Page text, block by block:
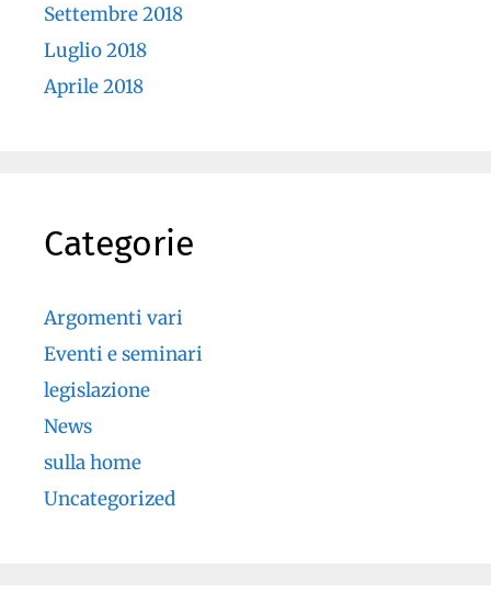
Settembre 2018
Luglio 2018
Aprile 2018
Categorie
Argomenti vari
Eventi e seminari
legislazione
News
sulla home
Uncategorized